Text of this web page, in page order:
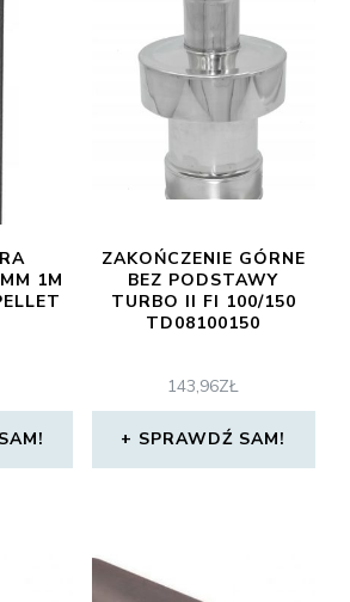
1M
ZAKOŃCZENIE GÓRNE
BEZ PODSTAWY
TURBO II FI 100/150
TD08100150
143,96ZŁ
SPRAWDŹ SAM!